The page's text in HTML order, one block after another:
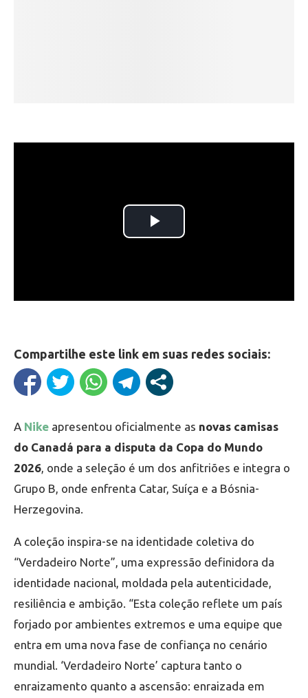
Compartilhe este link em suas redes sociais:
A Nike apresentou oficialmente as novas camisas
do Canadá para a disputa da Copa do Mundo
2026 , onde a seleção é um dos anfitriões e integra o
Grupo B, onde enfrenta Catar, Suíça e a Bósnia-
Herzegovina.
A coleção inspira-se na identidade coletiva do
“Verdadeiro Norte”, uma expressão definidora da
identidade nacional, moldada pela autenticidade,
resiliência e ambição. “Esta coleção reflete um país
forjado por ambientes extremos e uma equipe que
entra em uma nova fase de confiança no cenário
mundial. ‘Verdadeiro Norte’ captura tanto o
enraizamento quanto a ascensão: enraizada em